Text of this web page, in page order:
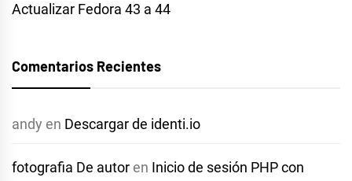
Actualizar Fedora 43 a 44
Comentarios Recientes
andy en Descargar de identi.io
fotografia De autor en Inicio de sesión PHP con